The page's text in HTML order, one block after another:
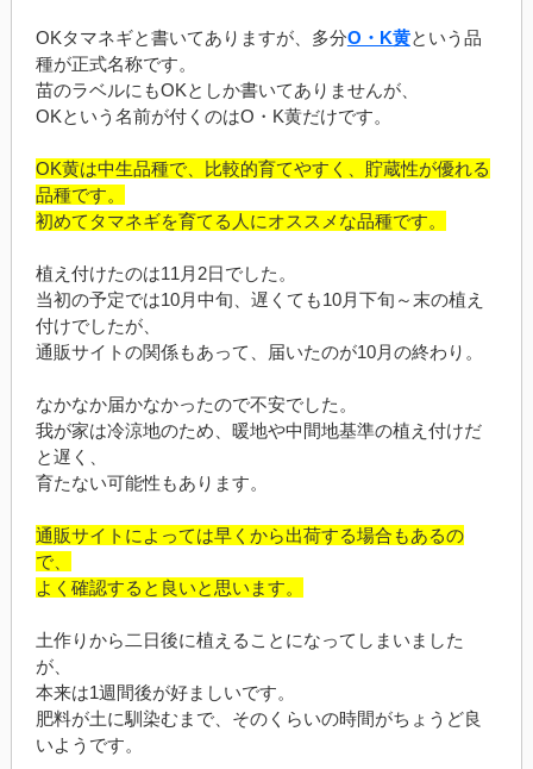
OKタマネギと書いてありますが、多分O・K黄という品
種が正式名称です。
苗のラベルにもOKとしか書いてありませんが、
OKという名前が付くのはO・K黄だけです。
OK黄は中生品種で、比較的育てやすく、貯蔵性が優れる
品種です。
初めてタマネギを育てる人にオススメな品種です。
植え付けたのは11月2日でした。
当初の予定では10月中旬、遅くても10月下旬～末の植え
付けでしたが、
通販サイトの関係もあって、届いたのが10月の終わり。
なかなか届かなかったので不安でした。
我が家は冷涼地のため、暖地や中間地基準の植え付けだ
と遅く、
育たない可能性もあります。
通販サイトによっては早くから出荷する場合もあるの
で、
よく確認すると良いと思います。
土作りから二日後に植えることになってしまいました
が、
本来は1週間後が好ましいです。
肥料が土に馴染むまで、そのくらいの時間がちょうど良
いようです。